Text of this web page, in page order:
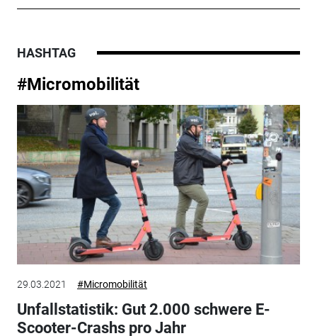
HASHTAG
#Micromobilität
29.03.2021 #Micromobilität
Unfallstatistik: Gut 2.000 schwere E-
Scooter-Crashs pro Jahr